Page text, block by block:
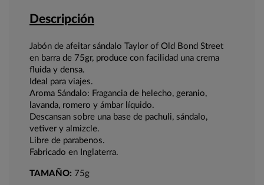
Descripción
Jabón de afeitar sándalo Taylor of Old Bond Street
en barra de 75gr, produce con facilidad una crema
fluida y densa.
Ideal para viajes.
Aroma Sándalo: Fragancia de helecho, geranio,
lavanda, romero y ámbar líquido.
Descansan sobre una base de pachuli, sándalo,
vetiver y almizcle.
Libre de parabenos.
Fabricado en Inglaterra.
TAMAÑO: 75g